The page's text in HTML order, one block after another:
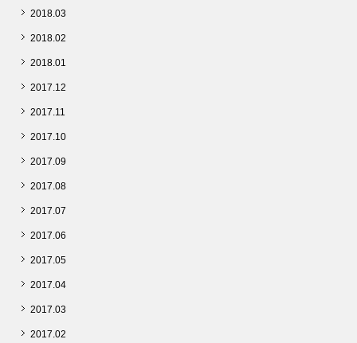
2018.03
2018.02
2018.01
2017.12
2017.11
2017.10
2017.09
2017.08
2017.07
2017.06
2017.05
2017.04
2017.03
2017.02